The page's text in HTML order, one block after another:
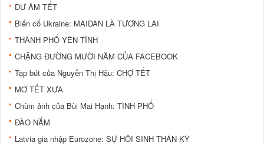
DƯ ÂM TẾT
Biến cố Ukraine: MAIDAN LÀ TƯƠNG LAI
THÀNH PHỐ YÊN TĨNH
CHẶNG ĐƯỜNG MƯỜI NĂM CỦA FACEBOOK
Tạp bút của Nguyễn Thị Hậu: CHỢ TẾT
MƠ TẾT XƯA
Chùm ảnh của Bùi Mai Hạnh: TÌNH PHỐ
ĐÀO NẮM
Latvia gia nhập Eurozone: SỰ HỒI SINH THẦN KỲ